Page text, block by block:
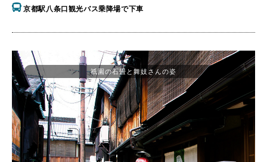
京都駅八条口観光バス乗降場で下車
祇園の石畳と舞妓さんの姿